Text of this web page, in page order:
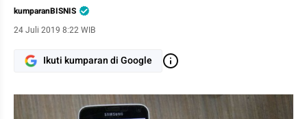
kumparanBISNIS
24 Juli 2019 8:22 WIB
Ikuti kumparan di Google